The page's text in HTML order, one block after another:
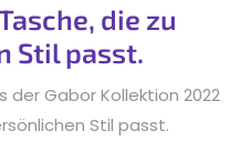
die zu
Stil passt.
der Gabor Kollektion 2022
Stil passt.